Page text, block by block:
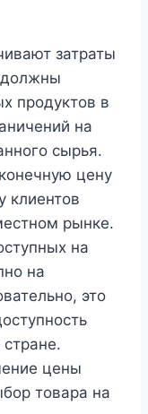
затраты
должны
продуктов в
на
сырья.
цену
клиентов
рынке.
на
на
это
цены
товара на